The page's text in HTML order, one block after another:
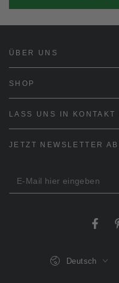
ÜBER UNS
SHOP
LASS UNS IN KONTAKT
JETZT NEWSLETTER
E-
Mail
Deutsch